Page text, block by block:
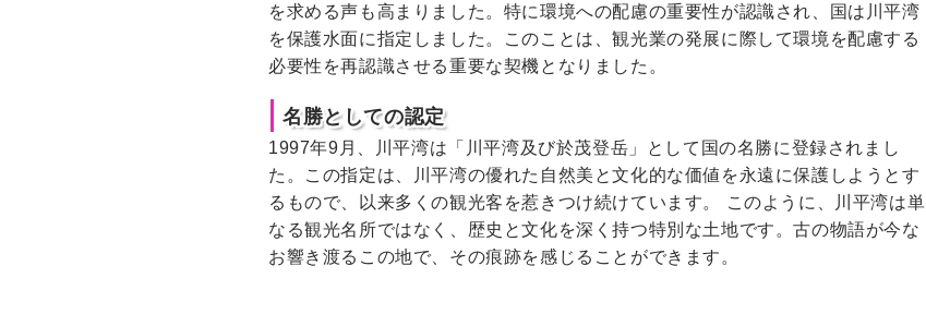
を求める声も高まりました。特に環境への配慮の重要性が認識され、国は川平湾
を保護水面に指定しました。このことは、観光業の発展に際して環境を配慮する
必要性を再認識させる重要な契機となりました。
名勝としての認定
1997年9月、川平湾は「川平湾及び於茂登岳」として国の名勝に登録されまし
た。この指定は、川平湾の優れた自然美と文化的な価値を永遠に保護しようとす
るもので、以来多くの観光客を惹きつけ続けています。 このように、川平湾は単
なる観光名所ではなく、歴史と文化を深く持つ特別な土地です。古の物語が今な
お響き渡るこの地で、その痕跡を感じることができます。